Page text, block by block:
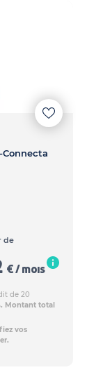
de
€ / mois
de 20
Montant total
vos